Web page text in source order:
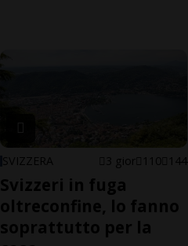
SVIZZERA 3 gior 110 144
Svizzeri in fuga
oltreconfine, lo fanno
soprattutto per la